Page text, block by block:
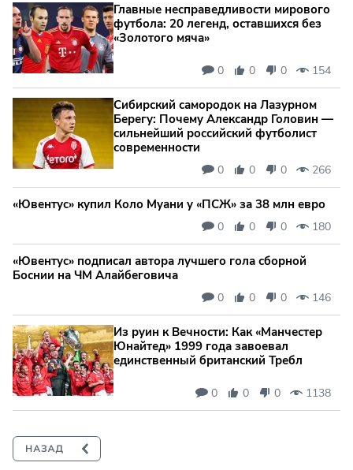
Главные несправедливости мирового
футбола: 20 легенд, оставшихся без
«Золотого мяча»
0 0 0 154
Сибирский самородок на Лазурном
Берегу: Почему Александр Головин —
сильнейший российский футболист
современности
0 0 0 266
«Ювентус» купил Коло Муани у «ПСЖ» за 38 млн евро
0 0 0 180
«Ювентус» подписал автора лучшего гола сборной
Боснии на ЧМ Алайбеговича
0 0 0 146
Из руин к Вечности: Как «Манчестер
Юнайтед» 1999 года завоевал
единственный британский Требл
0 0 0 1138